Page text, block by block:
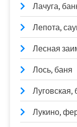
Лачуга,
Лепота,
Лесная
Лось, баня
Луговская,
Лукино,